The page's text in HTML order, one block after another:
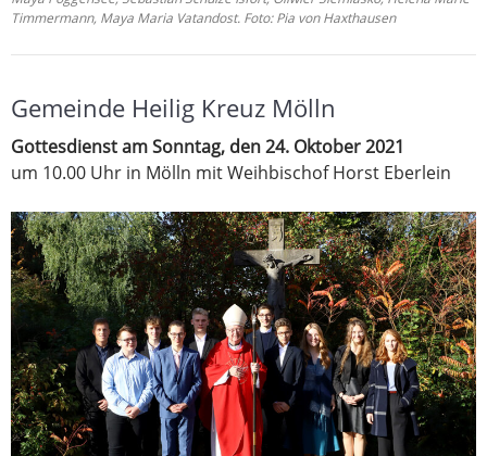
Timmermann, Maya Maria Vatandost. Foto: Pia von Haxthausen
Gemeinde Heilig Kreuz Mölln
Gottesdienst am Sonntag, den 24. Oktober 2021
um 10.00 Uhr in Mölln mit Weihbischof Horst Eberlein